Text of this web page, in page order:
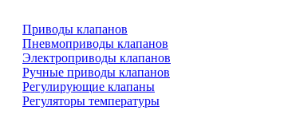
Приводы клапанов
Пневмоприводы клапанов
Электроприводы клапанов
Ручные приводы клапанов
Регулирующие клапаны
Регуляторы температуры